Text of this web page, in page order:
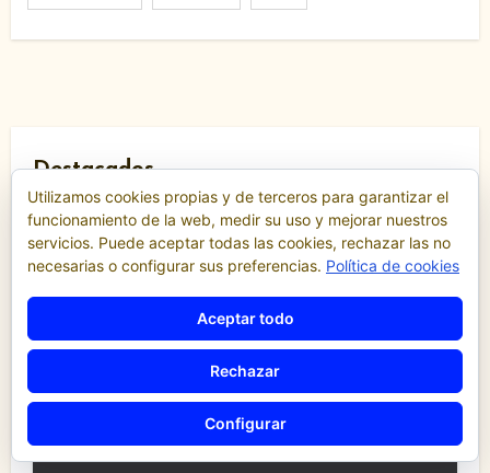
Destacados
Comunicados y notas de prensa
Comunidad Valenciana
Confederación de Autónomos del Taxi de la
Comunidad Valenciana
Noticias
«El taxi de Alicante muestra su
desánimo tras una reunión
“infructuosa” con la Conselleria por el
Decreto Ley 5/2026»
Utilizamos cookies propias y de terceros para garantizar el
funcionamiento de la web, medir su uso y mejorar nuestros
servicios. Puede aceptar todas las cookies, rechazar las no
necesarias o configurar sus preferencias. Política de cookies
Aceptar todo
Rechazar
Configurar